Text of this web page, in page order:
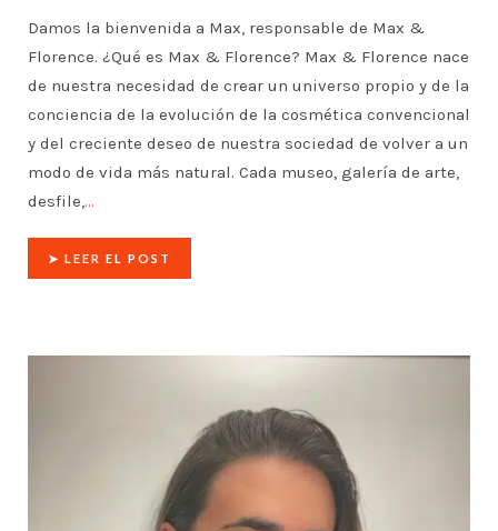
Damos la bienvenida a Max, responsable de Max &
Florence. ¿Qué es Max & Florence? Max & Florence nace
de nuestra necesidad de crear un universo propio y de la
conciencia de la evolución de la cosmética convencional
y del creciente deseo de nuestra sociedad de volver a un
modo de vida más natural. Cada museo, galería de arte,
desfile,…
➤ LEER EL POST